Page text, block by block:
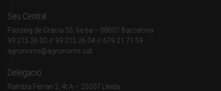
Seu Central
Passeig de Gràcia 55, 6è 6a – 08007 Barcelona
93 215 26 00 // 93 215 26 04 // 679 21 71 59
agronoms@agronoms.cat
Delegació
Rambla Ferran 2, 4t A – 25007 Lleida